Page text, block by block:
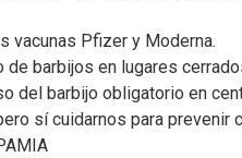
vacunas Pfizer y Moderna.
de barbijos en lugares
del barbijo obligatorio en
sí cuidarnos para prevenir